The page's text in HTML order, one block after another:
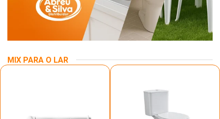
MIX PARA O LAR